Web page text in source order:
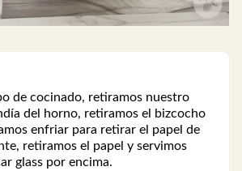
de cocinado, retiramos nuestro
del horno, retiramos el bizcocho
enfriar para retirar el papel de
retiramos el papel y servimos
glass por encima.